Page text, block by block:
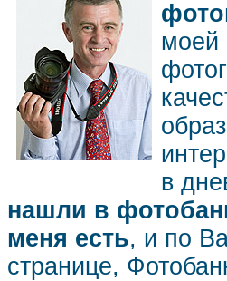
моей
в
нашли в
меня есть, и по
странице,